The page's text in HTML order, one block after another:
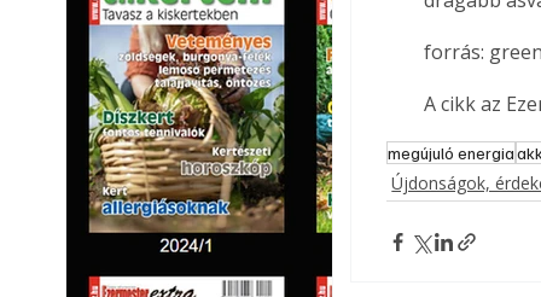
forrás:
A cikk az
megújuló energia
Újdonságok,